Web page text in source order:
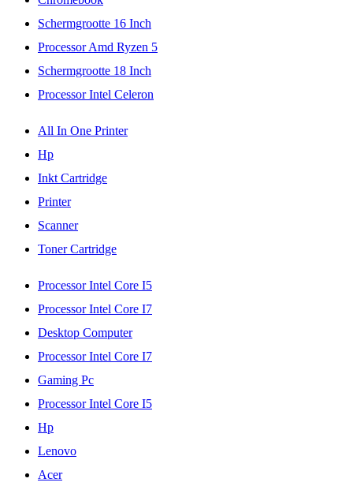
Schermgrootte 16 Inch
Processor Amd Ryzen 5
Schermgrootte 18 Inch
Processor Intel Celeron
All In One Printer
Hp
Inkt Cartridge
Printer
Scanner
Toner Cartridge
Processor Intel Core I5
Processor Intel Core I7
Desktop Computer
Processor Intel Core I7
Gaming Pc
Processor Intel Core I5
Hp
Lenovo
Acer